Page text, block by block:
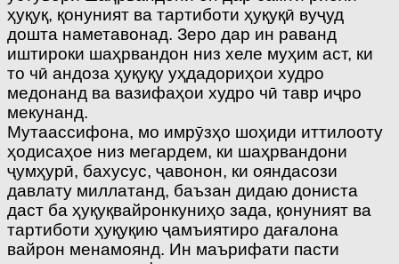
ҳуқуқ, қонуният ва тартиботи ҳуқуқӣ вуҷуд
дошта наметавонад. Зеро дар ин раванд
иштироки шаҳрвандон низ хеле муҳим аст, ки
то чӣ андоза ҳуқуқу уҳдадориҳои худро
медонанд ва вазифаҳои худро чӣ тавр иҷро
мекунанд.
Мутаассифона, мо имрӯзҳо шоҳиди иттилооту
ҳодисаҳое низ мегардем, ки шаҳрвандони
ҷумҳурӣ, бахусус, ҷавонон, ки ояндасози
давлату миллатанд, баъзан дидаю дониста
даст ба ҳуқуқвайронкуниҳо зада, қонуният ва
тартиботи ҳуқуқию ҷамъиятиро дағалона
вайрон менамоянд. Ин маърифати пасти